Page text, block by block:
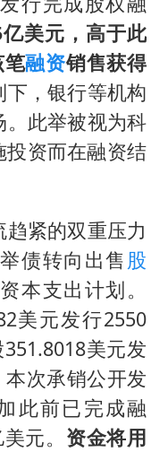
38岁山东财大教授刘海明逝世
次公开道歉
持因凡蒂诺
陕西柞水遭遇暴雨五千余户群众转移
姨”真名谢家梅
多专业取消艺考 文化工作者要有文化
总书记关心百姓身边这些民生大事
美元，高于此
笔融资销售获得
下，银行等机构
。此举被视为科
资而在融资结
紧的双重压力
债转向出售 股
本支出计划。
美元发行2550
美元发
次承销公开发
此前已完成融
元。 资金将用